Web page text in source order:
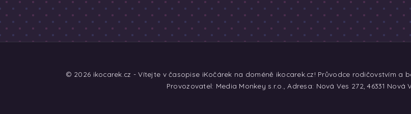
© 2026 ikocarek.cz - Vítejte v časopise iKočárek na doméně ikocarek.cz! Průvodce rodičovstvím a
Provozovatel: Media Monkey s.r.o., Adresa: Nová Ves 272, 46331 Nová